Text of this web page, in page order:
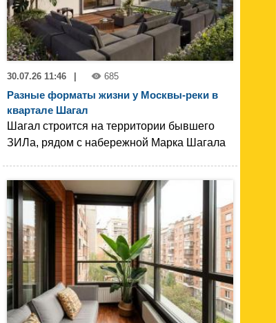
30.07.26 11:46 | 685
Разные форматы жизни у Москвы-реки в
квартале Шагал
Шагал строится на территории бывшего
ЗИЛа, рядом с набережной Марка Шагала